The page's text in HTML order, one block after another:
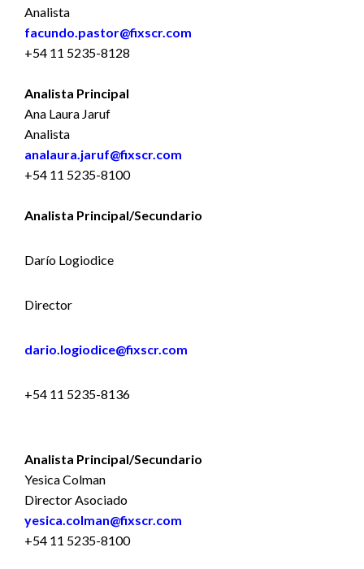
Analista
facundo.pastor@fixscr.com
+54 11 5235-8128
Analista Principal
Ana Laura Jaruf
Analista
analaura.jaruf@fixscr.com
+54 11 5235-8100
Analista Principal/Secundario
Darío Logiodice
Director
dario.logiodice@fixscr.com
+54 11 5235-8136
Analista Principal/Secundario
Yesica Colman
Director Asociado
yesica.colman@fixscr.com
+54 11 5235-8100